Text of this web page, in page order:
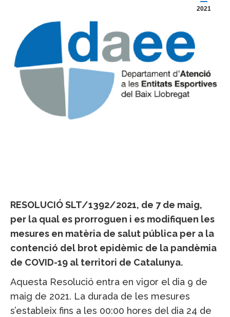
2021
RESOLUCIÓ SLT/1392/2021, de 7 de maig,
per la qual es prorroguen i es modifiquen les
mesures en matèria de salut pública per a la
contenció del brot epidèmic de la pandèmia
de COVID-19 al territori de Catalunya.
Aquesta Resolució entra en vigor el dia 9 de
maig de 2021. La durada de les mesures
s’estableix fins a les 00:00 hores del dia 24 de